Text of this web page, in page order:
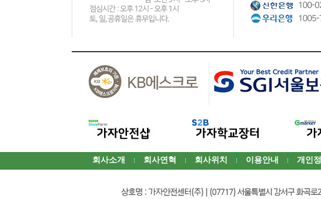
회사소개 회사연혁 회사위치 이용안내 개인